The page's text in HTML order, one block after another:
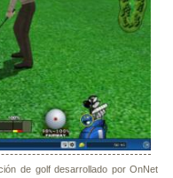
de golf desarrollado por OnNet